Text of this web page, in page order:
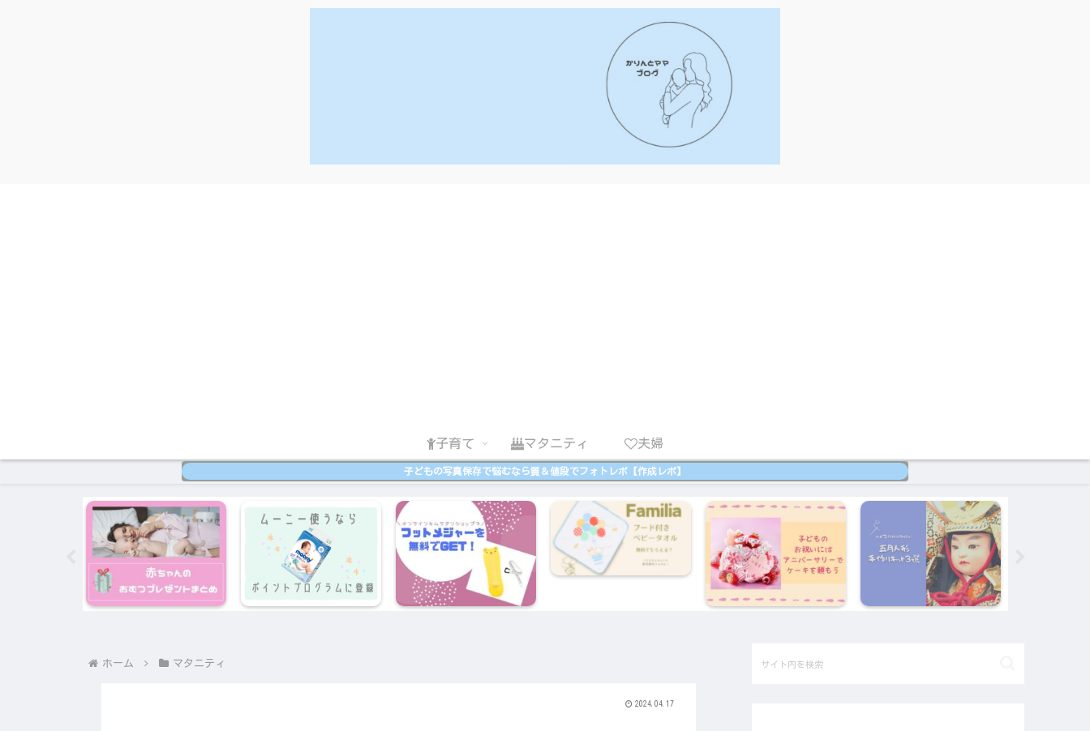
子育て マタニティ 夫婦
子どもの写真保存で悩むなら質＆値段でフォトレボ【作成レポ】
ホーム マタニティ
2024.04.17